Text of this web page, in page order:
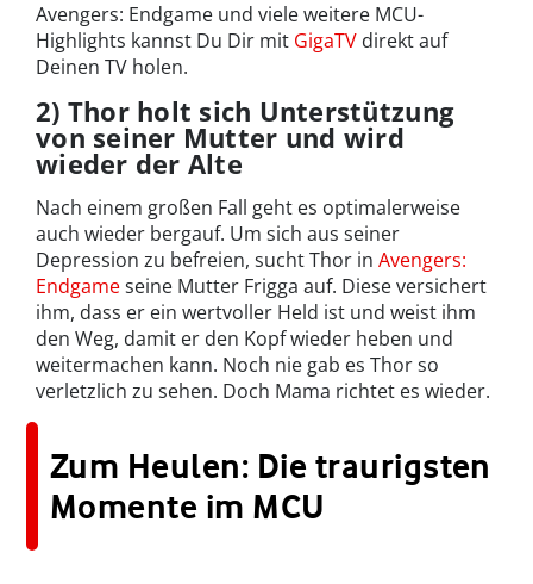
Avengers: Endgame und viele weitere MCU-
Highlights kannst Du Dir mit GigaTV direkt auf
Deinen TV holen.
2) Thor holt sich Unterstützung
von seiner Mutter und wird
wieder der Alte
Nach einem großen Fall geht es optimalerweise
auch wieder bergauf. Um sich aus seiner
Depression zu befreien, sucht Thor in Avengers:
Endgameseine Mutter Frigga auf. Diese versichert
ihm, dass er ein wertvoller Held ist und weist ihm
den Weg, damit er den Kopf wieder heben und
weitermachen kann. Noch nie gab es Thor so
verletzlich zu sehen. Doch Mama richtet es wieder.
Zum Heulen: Die traurigsten
Momente im MCU